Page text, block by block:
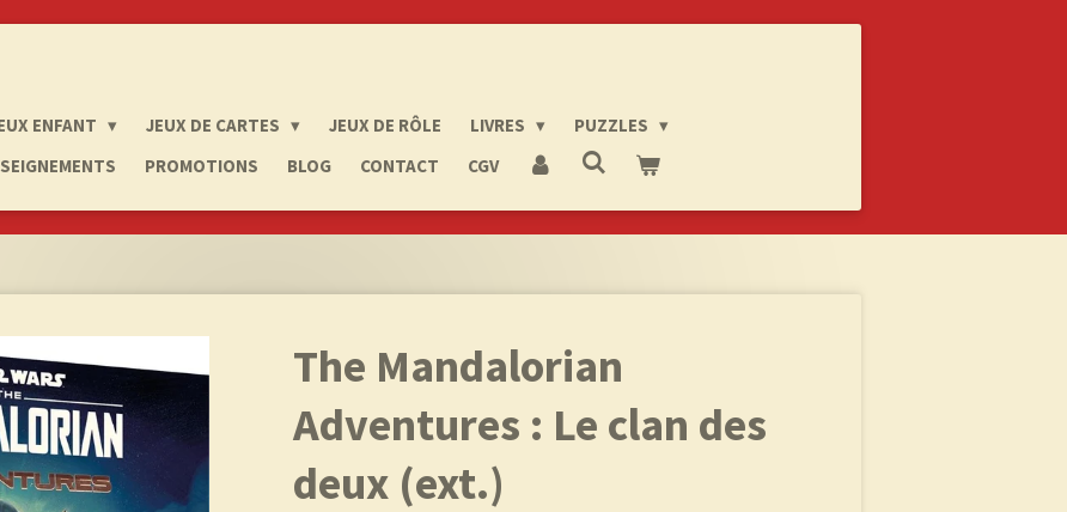
ENFANT JEUX DE CARTES JEUX DE RÔLE LIVRES
PUZZLES
PROMOTIONS BLOG CONTACT CGV
The Mandalorian
Adventures : Le clan des
deux (ext.)